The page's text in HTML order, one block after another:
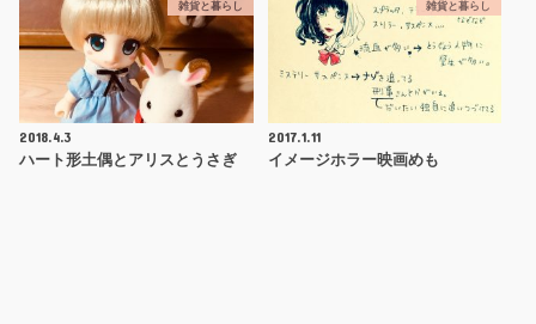
雑貨と暮らし
2018.4.3
ハート形土偶とアリスとうさぎ
雑貨と暮らし
2017.1.11
イメージホラー映画めも